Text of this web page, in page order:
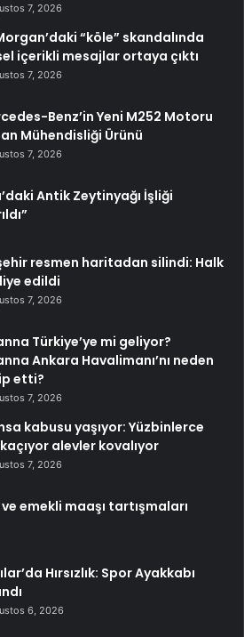
7, 2026
“köle” skandalında
içerikli mesajlar ortaya çıktı
7, 2026
Benz’in Yeni M252 Motoru
Mühendisliği Ürünü
7, 2026
Antik Zeytinyağı İşliği
resmen haritadan silindi: Halk
edildi
7, 2026
Türkiye’ye mi geliyor?
Ankara Havalimanı’nı neden
etti?
7, 2026
kabusu yaşıyor: Yüzbinlerce
alevler kovalıyor
7, 2026
emekli maaşı tartışmaları
Hırsızlık: Spor Ayakkabı
6, 2026